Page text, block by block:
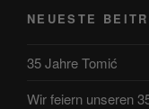
NEUESTE
35 Jahre Tomić
Wir feiern unseren